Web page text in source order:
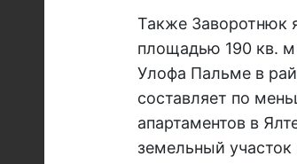
Также Заворотнюк
площадью 190 кв. м
Улофа Пальме в
составляет по
апартаментов в
земельный участок